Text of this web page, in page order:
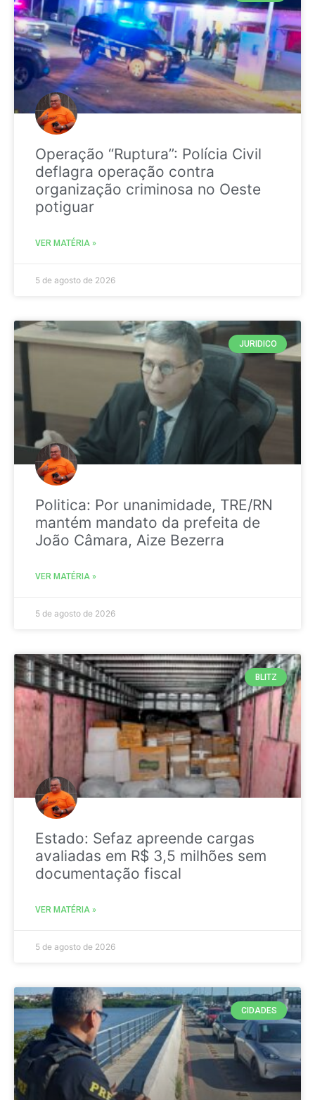
Operação “Ruptura”: Polícia Civil
deflagra operação contra
organização criminosa no Oeste
potiguar
VER MATÉRIA »
5 de agosto de 2026
JURIDICO
Politica: Por unanimidade, TRE/RN
mantém mandato da prefeita de
João Câmara, Aize Bezerra
VER MATÉRIA »
5 de agosto de 2026
BLITZ
Estado: Sefaz apreende cargas
avaliadas em R$ 3,5 milhões sem
documentação fiscal
VER MATÉRIA »
5 de agosto de 2026
CIDADES